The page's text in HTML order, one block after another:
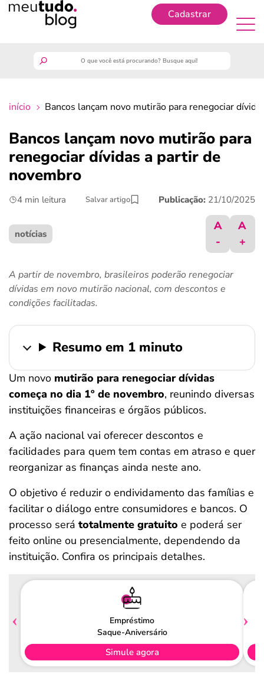
Cadastrar
finanças
benefícios
últimas notícias
ferramentas
início Bancos lançam novo mutirão para renegociar
Bancos lançam novo mutirão para
renegociar dívidas a partir de
novembro
4 min leitura Salvar artigo Publicação: 21/10/2025
notícias
A
-
A
+
A partir de novembro, brasileiros poderão renegociar
dívidas em novo mutirão nacional, com descontos e
condições facilitadas.
Resumo em 1 minuto
Um novo mutirão para renegociar dívidas
começa no dia 1º de novembro, reunindo diversas
instituições financeiras e órgãos públicos.
A ação nacional vai oferecer descontos e
facilidades para quem tem contas em atraso e quer
reorganizar as finanças ainda neste ano.
O objetivo é reduzir o endividamento das famílias e
facilitar o diálogo entre consumidores e bancos. O
processo será totalmente gratuito e poderá ser
feito online ou presencialmente, dependendo da
instituição. Confira os principais detalhes.
Empréstimo
Saque-Aniversário
Simule agora